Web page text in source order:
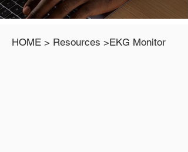
HOME > Resources >EKG Monitor